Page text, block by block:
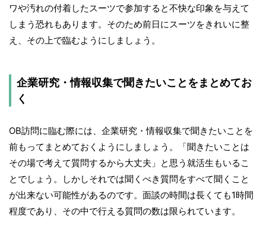
ワや汚れの付着したスーツで参加すると不快な印象を与えて
しまう恐れもあります。そのため前日にスーツをきれいに整
え、その上で臨むようにしましょう。
企業研究・情報収集で聞きたいことをまとめてお
く
OB訪問に臨む際には、企業研究・情報収集で聞きたいことを
前もってまとめておくようにしましょう。「聞きたいことは
その場で考えて質問するから大丈夫」と思う就活生もいるこ
とでしょう。しかしそれでは聞くべき質問をすべて聞くこと
が出来ない可能性があるのです。面談の時間は長くても1時間
程度であり、その中で行える質問の数は限られています。